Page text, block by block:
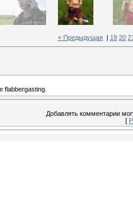
« Предыдущая 19 20
flabbergasting.
Добавлять комментарии
[